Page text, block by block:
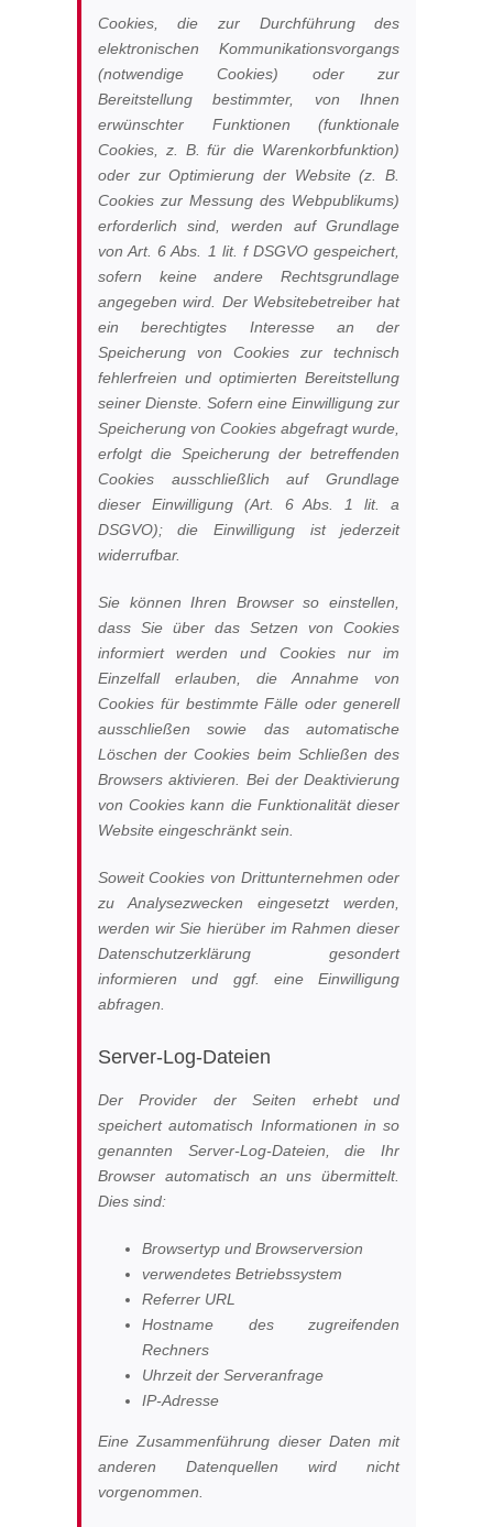
Cookies, die zur Durchführung des
elektronischen Kommunikationsvorgangs
(notwendige Cookies) oder zur
Bereitstellung bestimmter, von Ihnen
erwünschter Funktionen (funktionale
Cookies, z. B. für die Warenkorbfunktion)
oder zur Optimierung der Website (z. B.
Cookies zur Messung des Webpublikums)
erforderlich sind, werden auf Grundlage
von Art. 6 Abs. 1 lit. f DSGVO gespeichert,
sofern keine andere Rechtsgrundlage
angegeben wird. Der Websitebetreiber hat
ein berechtigtes Interesse an der
Speicherung von Cookies zur technisch
fehlerfreien und optimierten Bereitstellung
seiner Dienste. Sofern eine Einwilligung zur
Speicherung von Cookies abgefragt wurde,
erfolgt die Speicherung der betreffenden
Cookies ausschließlich auf Grundlage
dieser Einwilligung (Art. 6 Abs. 1 lit. a
DSGVO); die Einwilligung ist jederzeit
widerrufbar.
Sie können Ihren Browser so einstellen,
dass Sie über das Setzen von Cookies
informiert werden und Cookies nur im
Einzelfall erlauben, die Annahme von
Cookies für bestimmte Fälle oder generell
ausschließen sowie das automatische
Löschen der Cookies beim Schließen des
Browsers aktivieren. Bei der Deaktivierung
von Cookies kann die Funktionalität dieser
Website eingeschränkt sein.
Soweit Cookies von Drittunternehmen oder
zu Analysezwecken eingesetzt werden,
werden wir Sie hierüber im Rahmen dieser
Datenschutzerklärung gesondert
informieren und ggf. eine Einwilligung
abfragen.
Server-Log-Dateien
Der Provider der Seiten erhebt und
speichert automatisch Informationen in so
genannten Server-Log-Dateien, die Ihr
Browser automatisch an uns übermittelt.
Dies sind:
Browsertyp und Browserversion
verwendetes Betriebssystem
Referrer URL
Hostname des zugreifenden
Rechners
Uhrzeit der Serveranfrage
IP-Adresse
Eine Zusammenführung dieser Daten mit
anderen Datenquellen wird nicht
vorgenommen.